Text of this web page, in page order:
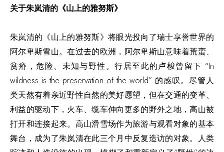
关于朱岚清的《山上的雅努斯》
朱岚清的《山上的雅努斯》将眼光投向了瑞士享誉世界的
阿尔卑斯雪山。在过去的欧洲，阿尔卑斯山意味着荒蛮、
贫瘠，危险、未知与野性。行居至此的卢梭曾留下 “In
wildness is the preservation of the world” 的感叹。尽管人
类天然有着亲近野性自然的美好愿望，但在交通的变革、
利益的驱动下，火车、缆车伸向更多的野外之地，高山被
打开和连接起来。高山滑雪场作为旅游与观看对象的基本
舞台，成为了朱岚清在此三个月中反复造访的对象。人类